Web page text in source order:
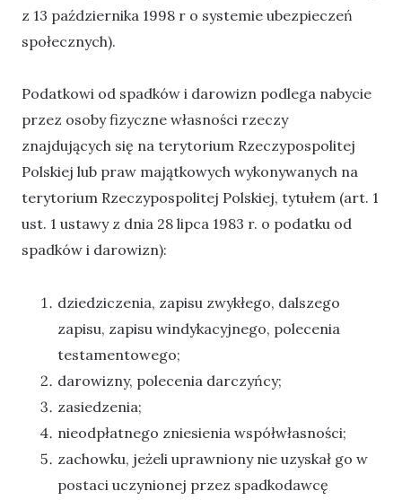
z 13 października 1998 r o systemie ubezpieczeń
społecznych).
Podatkowi od spadków i darowizn podlega nabycie
przez osoby fizyczne własności rzeczy
znajdujących się na terytorium Rzeczypospolitej
Polskiej lub praw majątkowych wykonywanych na
terytorium Rzeczypospolitej Polskiej, tytułem (art. 1
ust. 1 ustawy z dnia 28 lipca 1983 r. o podatku od
spadków i darowizn):
dziedziczenia, zapisu zwykłego, dalszego
zapisu, zapisu windykacyjnego, polecenia
testamentowego;
darowizny, polecenia darczyńcy;
zasiedzenia;
nieodpłatnego zniesienia współwłasności;
zachowku, jeżeli uprawniony nie uzyskał go w
postaci uczynionej przez spadkodawcę